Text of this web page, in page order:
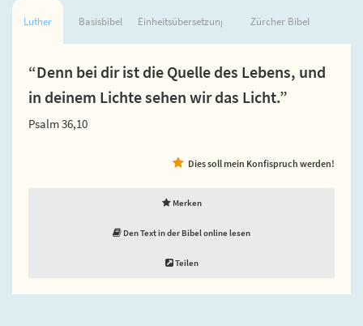
Luther Basisbibel Einheitsübersetzung Zürcher Bibel
“Denn bei dir ist die Quelle des Lebens, und
in deinem Lichte sehen wir das Licht.”
Psalm 36,10
Dies soll mein Konfispruch werden!
Merken
Den Text in der Bibel online lesen
Teilen